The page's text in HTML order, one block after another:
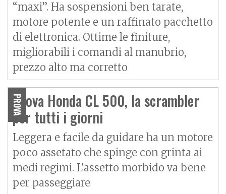
“maxi”. Ha sospensioni ben tarate,
motore potente e un raffinato pacchetto
di elettronica. Ottime le finiture,
migliorabili i comandi al manubrio,
prezzo alto ma corretto
PROVA
Prova Honda CL 500, la scrambler
per tutti i giorni
Leggera e facile da guidare ha un motore
poco assetato che spinge con grinta ai
medi regimi. L'assetto morbido va bene
per passeggiare